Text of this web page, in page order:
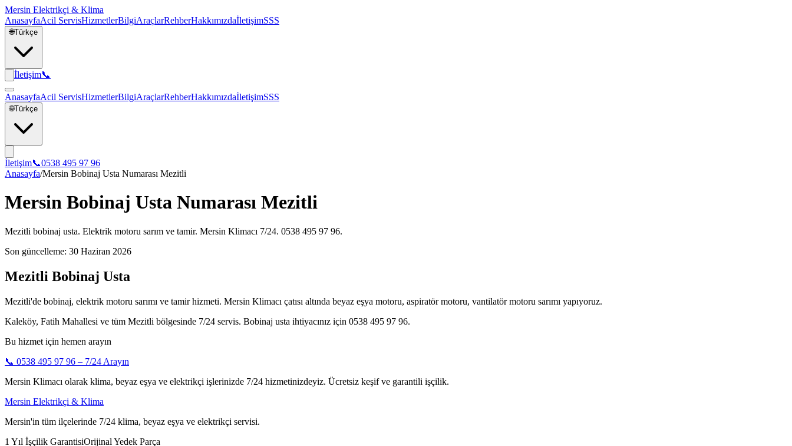
Mersin Elektrikçi & Klima
AnasayfaAcil ServisHizmetlerBilgiAraçlarRehberHakkımızdaİletişimSSS
🌐Türkçe
İletişim📞
AnasayfaAcil ServisHizmetlerBilgiAraçlarRehberHakkımızdaİletişimSSS
🌐Türkçe
İletişim📞0538 495 97 96
Anasayfa/Mersin Bobinaj Usta Numarası Mezitli
Mersin Bobinaj Usta Numarası Mezitli
Mezitli bobinaj usta. Elektrik motoru sarım ve tamir. Mersin Klimacı 7/24. 0538 495 97 96.
Son güncelleme: 30 Haziran 2026
Mezitli Bobinaj Usta
Mezitli'de bobinaj, elektrik motoru sarımı ve tamir hizmeti. Mersin Klimacı çatısı altında beyaz eşya motoru, aspiratör motoru, vantilatör motoru sarımı yapıyoruz.
Kaleköy, Fatih Mahallesi ve tüm Mezitli bölgesinde 7/24 servis. Bobinaj usta ihtiyacınız için 0538 495 97 96.
Bu hizmet için hemen arayın
📞 0538 495 97 96 – 7/24 Arayın
Mersin Klimacı olarak klima, beyaz eşya ve elektrikçi işlerinizde 7/24 hizmetinizdeyiz. Ücretsiz keşif ve garantili işçilik.
Mersin Elektrikçi & Klima
Mersin'in tüm ilçelerinde 7/24 klima, beyaz eşya ve elektrikçi servisi.
1 Yıl İşçilik GarantisiOrijinal Yedek Parça